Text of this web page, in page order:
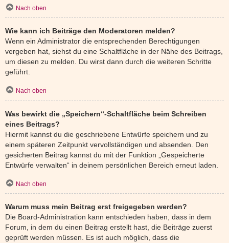
Nach oben
Wie kann ich Beiträge den Moderatoren melden?
Wenn ein Administrator die entsprechenden Berechtigungen
vergeben hat, siehst du eine Schaltfläche in der Nähe des Beitrags,
um diesen zu melden. Du wirst dann durch die weiteren Schritte
geführt.
Nach oben
Was bewirkt die „Speichern“-Schaltfläche beim Schreiben
eines Beitrags?
Hiermit kannst du die geschriebene Entwürfe speichern und zu
einem späteren Zeitpunkt vervollständigen und absenden. Den
gesicherten Beitrag kannst du mit der Funktion „Gespeicherte
Entwürfe verwalten“ in deinem persönlichen Bereich erneut laden.
Nach oben
Warum muss mein Beitrag erst freigegeben werden?
Die Board-Administration kann entschieden haben, dass in dem
Forum, in dem du einen Beitrag erstellt hast, die Beiträge zuerst
geprüft werden müssen. Es ist auch möglich, dass die